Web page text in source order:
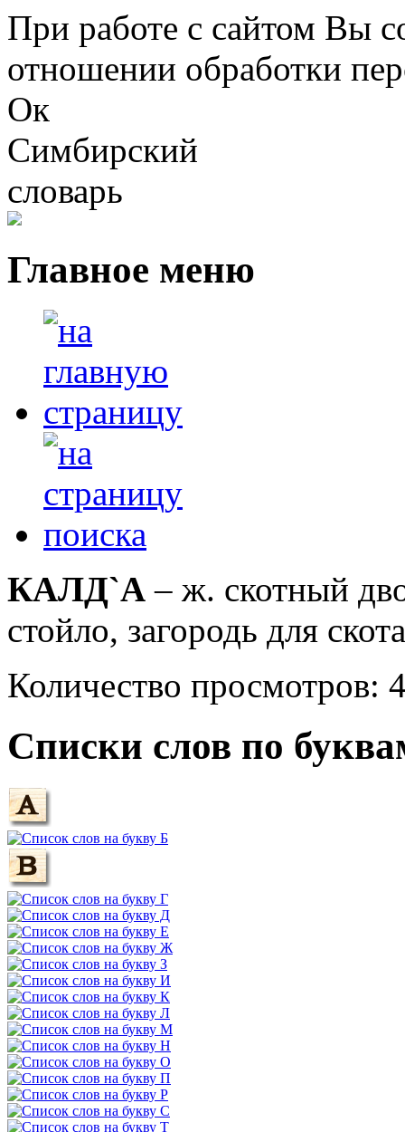
Перейти к основному содержанию
При работе с сайтом Вы
отношении обработки
Ок
Симбирский
словарь
Главное меню
КАЛД`А – ж. скотный
стойло, загородь для
Количество просмотров:
Списки слов по